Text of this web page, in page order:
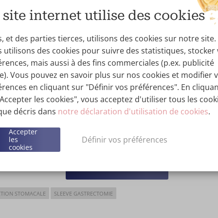
grave et que rien ne semble fonctionner pour perdre
peut être la solution. La chirurgie bariatrique permet
mais elle améliore également votre qualité de vie
de l’estomac peut changer votre vie.
pratiquons deux des interventions bariatriques les
lebypass gastrique. Ces deux techniques de réduction
très efficaces. Souvent, les résultats de la réduction de
aident à perdre plus de la moitié de votre excès de poids.
quelle procédure vous convient le mieux. Vous
et leurs avantages ? Ou vous voulez savoir
Nous examinerons votre situation ensemble, lors d’une
Kliniek.
STOMACALE SLEEVE GASTRECTOMIE
site internet utilise des cookies
et des parties tierces, utilisons des cookies sur notre site.
utilisons des cookies pour suivre des statistiques, stocker
mais aussi à des fins commerciales (p.ex. publicité
Vous pouvez en savoir plus sur nos cookies et modifier
en cliquant sur "Définir vos préférences". En
les cookies", vous acceptez d'utiliser tous les
décris dans notre déclaration d'utilisation de cookies.
Accepter
les
cookies
Définir vos préférences